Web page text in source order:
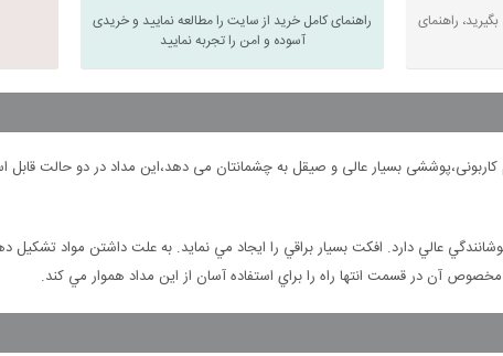
راهنمای
راهنمای کامل خرید از سایت را مطالعه نمایید و خریدی
آسوده و امن را تجربه نمایید
کاربونی،پوششی بسیار عالی و صیقل به چشمانتان می دهد،این مداد در دو حالت